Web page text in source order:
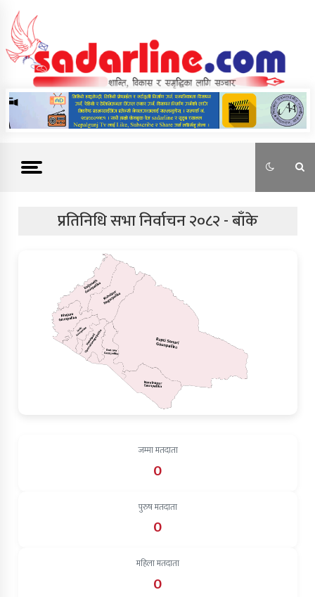
content
News For Nepal
प्रतिनिधि सभा निर्वाचन २०८२ - बाँके
जम्मा मतदाता
0
पुरुष मतदाता
0
महिला मतदाता
0